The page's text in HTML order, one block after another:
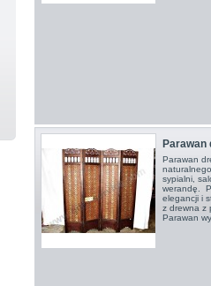
Parawan
Parawan
sypialni,
werandę.
elegancji i
z drewna z
Parawan